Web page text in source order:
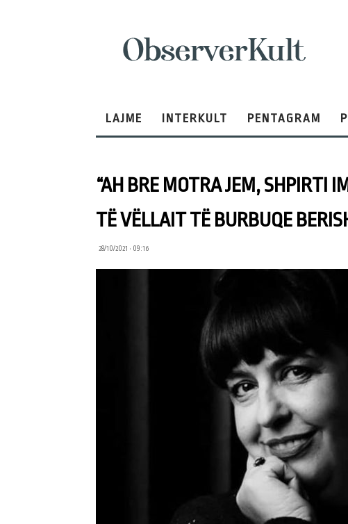
LAJME INTERKULT PENTAGRAM
“AH BRE MOTRA JEM, SHPIRTI
TË VËLLAIT TË BURBUQE
28/10/2021 • 09:16